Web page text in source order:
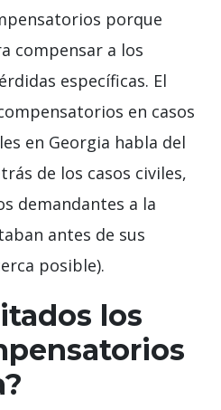
porque
compensar a los
específicas. El
en casos
en Georgia habla del
de los casos civiles,
demandantes a la
antes de sus
posible).
los